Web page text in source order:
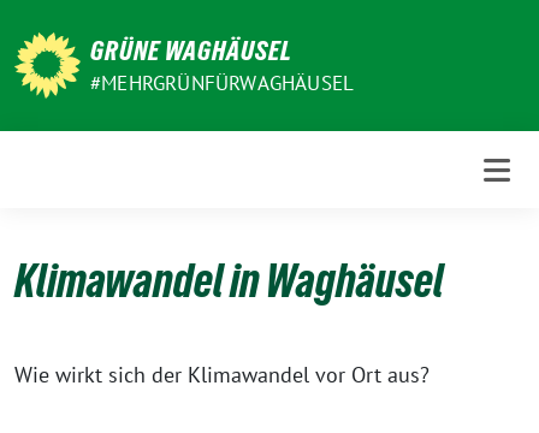
zum
Inhalt
GRÜNE WAGHÄUSEL
#MEHRGRÜNFÜRWAGHÄUSEL
Klimawandel in Waghäusel
Wie wirkt sich der Klimawandel vor Ort aus?